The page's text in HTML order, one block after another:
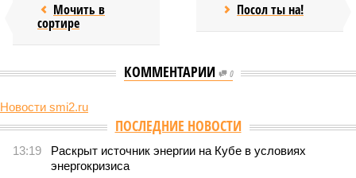
Мочить в
сортире
Посол ты на!
КОММЕНТАРИИ 0
Новости smi2.ru
ПОСЛЕДНИЕ НОВОСТИ
13:19
Раскрыт источник энергии на Кубе в условиях
энергокризиса